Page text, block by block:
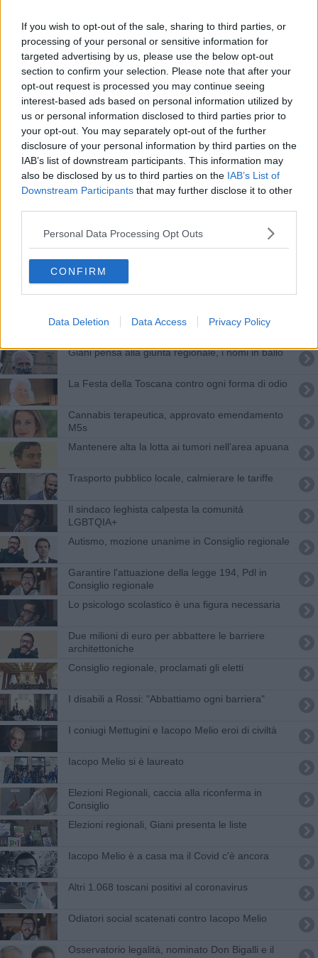
If you wish to opt-out of the sale, sharing to third parties, or
processing of your personal or sensitive information for
targeted advertising by us, please use the below opt-out
section to confirm your selection. Please note that after your
opt-out request is processed you may continue seeing
interest-based ads based on personal information utilized by
us or personal information disclosed to third parties prior to
your opt-out. You may separately opt-out of the further
disclosure of your personal information by third parties on the
IAB’s list of downstream participants. This information may
also be disclosed by us to third parties on the IAB’s List of
Downstream Participants that may further disclose it to other
Personal Data Processing Opt Outs
CONFIRM
Data Deletion Data Access Privacy Policy
Gaza, giusta la mozione di fronte alle violazioni di
Netanyahu
"Fine vita, l'eredità di Laura deve impegnare la
politica"
Disabilità e Covid, Melio: "Potrebbero non
curarmi"
Iacopo Melio esulta: "Ho vinto io"
Basta bambini nelle carceri
Fine vita, in Toscana un grande passo di civiltà
LGBTQIA+, il Pd chiede di aggiornare la legge
Giani pensa alla giunta regionale, i nomi in ballo
La Festa della Toscana contro ogni forma di odio
Cannabis terapeutica, approvato emendamento
M5s
Mantenere alta la lotta ai tumori nell'area apuana
Trasporto pubblico locale, calmierare le tariffe
Il sindaco leghista calpesta la comunitá
LGBTQIA+
Autismo, mozione unanime in Consiglio regionale
Garantire l'attuazione della legge 194, Pdl in
Consiglio regionale
Lo psicologo scolastico è una figura necessaria
Due milioni di euro per abbattere le barriere
architettoniche
Consiglio regionale, proclamati gli eletti
I disabili a Rossi: "Abbattiamo ogni barriera"
I coniugi Mettugini e Iacopo Melio eroi di civiltà
Iacopo Melio si è laureato
Elezioni Regionali, caccia alla riconferma in
Consiglio
Elezioni regionali, Giani presenta le liste
Iacopo Melio è a casa ma il Covid c'è ancora
Altri 1.068 toscani positivi al coronavirus
Odiatori social scatenati contro Iacopo Melio
Osservatorio legalità, nominato Don Bigalli e il